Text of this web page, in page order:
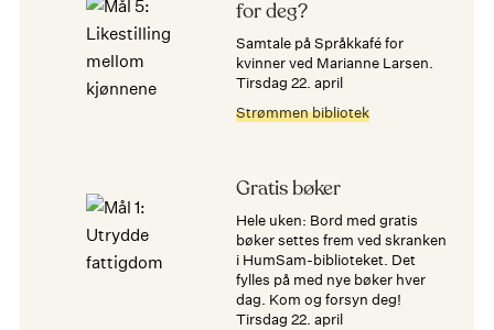
for deg?
Samtale på Språkkafé for
kvinner ved Marianne Larsen.
tirsdag 22. april
Strømmen bibliotek
Gratis bøker
Hele uken: Bord med gratis
bøker settes frem ved skranken
i HumSam-biblioteket. Det
fylles på med nye bøker hver
dag. Kom og forsyn deg!
tirsdag 22. april